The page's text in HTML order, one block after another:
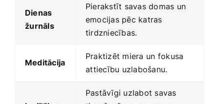
Dienas
⁤žurnāls
Pierakstīt ​savas domas un​
emocijas pēc katras
tirdzniecības.
Meditācija
Praktizēt miera ⁢un​ fokusa
⁤attiecību‍ uzlabošanu.
Pastāvīgi uzlabot savas